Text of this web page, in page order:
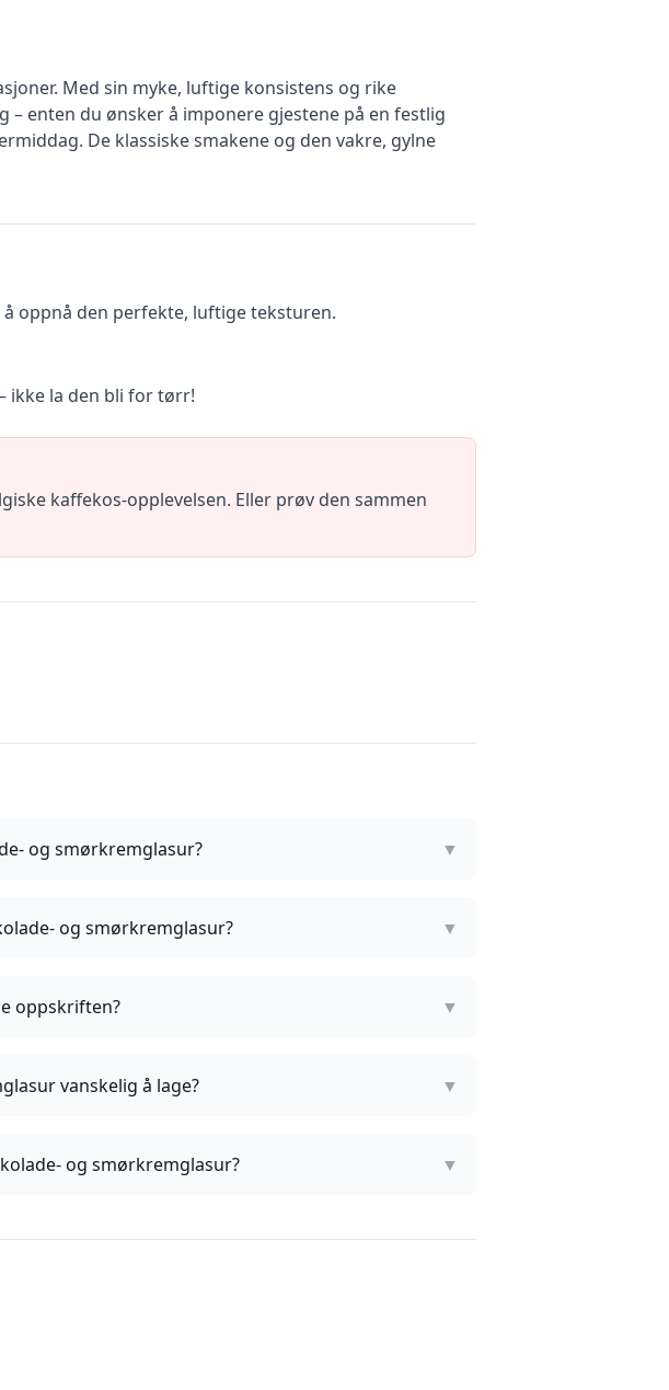
Med sin myke, luftige konsistens og rike
enten du ønsker å imponere gjestene på en festlig
De klassiske smakene og den vakre, gylne
oppnå den perfekte, luftige teksturen.
ikke la den bli for tørr!
kaffekos-opplevelsen. Eller prøv den sammen
og smørkremglasur? ▼
og smørkremglasur? ▼
oppskriften? ▼
vanskelig å lage? ▼
og smørkremglasur? ▼